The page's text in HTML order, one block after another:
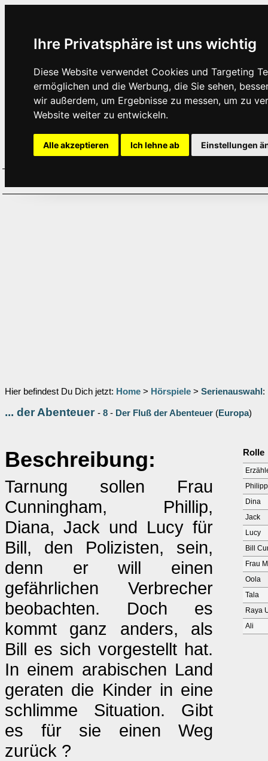
Ihre Privatsphäre ist uns wichtig
Diese Website verwendet Cookies und Targeting
ermöglichen und die Werbung, die Sie sehen,
wir außerdem, um Ergebnisse zu messen, um zu
Website weiter zu entwickeln.
Alle akzeptieren Ich lehne ab Einstellungen
Hier befindest Du Dich jetzt: Home > Hörspiele > Serienauswahl :
... der Abenteuer - 8 - Der Fluß der Abenteuer (Europa)
Beschreibung:
Tarnung sollen Frau
Cunningham, Phillip,
Diana, Jack und Lucy für
Bill, den Polizisten, sein,
denn er will einen
gefährlichen Verbrecher
beobachten. Doch es
kommt ganz anders, als
Bill es sich vorgestellt hat.
In einem arabischen Land
geraten die Kinder in eine
schlimme Situation. Gibt
es für sie einen Weg
zurück ?
Rolle
Philipp
Dina
Jack
Lucy
Bill
Frau
Oola
Tala
Raya
Ali